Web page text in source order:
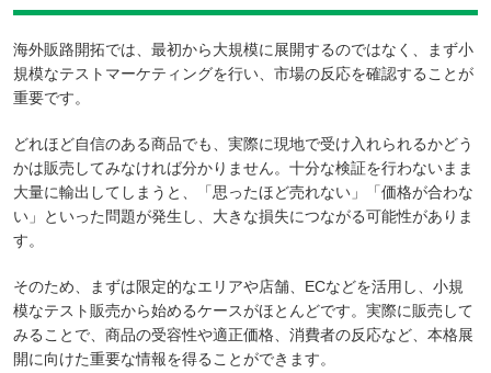
海外販路開拓では、最初から大規模に展開するのではなく、まず小
規模なテストマーケティングを行い、市場の反応を確認することが
重要です。
どれほど自信のある商品でも、実際に現地で受け入れられるかどう
かは販売してみなければ分かりません。十分な検証を行わないまま
大量に輸出してしまうと、「思ったほど売れない」「価格が合わな
い」といった問題が発生し、大きな損失につながる可能性がありま
す。
そのため、まずは限定的なエリアや店舗、ECなどを活用し、小規
模なテスト販売から始めるケースがほとんどです。実際に販売して
みることで、商品の受容性や適正価格、消費者の反応など、本格展
開に向けた重要な情報を得ることができます。